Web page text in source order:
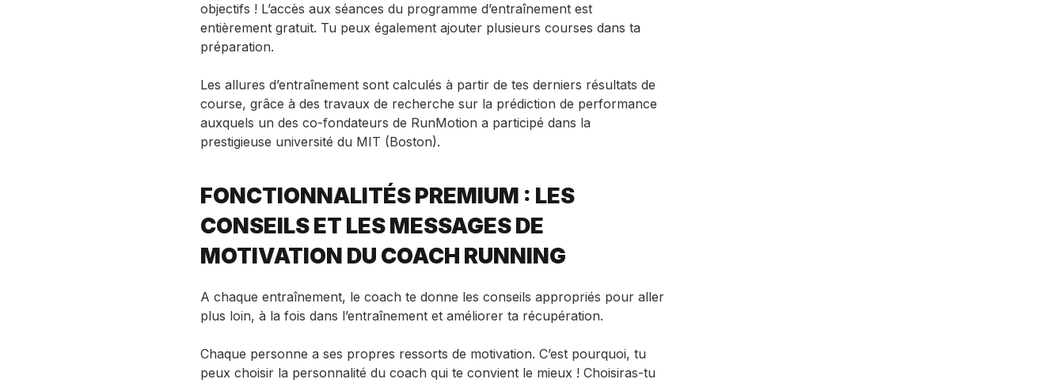
objectifs ! L’accès aux séances du programme d’entraînement est
entièrement gratuit. Tu peux également ajouter plusieurs courses dans ta
préparation.
Les allures d’entraînement sont calculés à partir de tes derniers résultats de
course, grâce à des travaux de recherche sur la prédiction de performance
auxquels un des co-fondateurs de RunMotion a participé dans la
prestigieuse université du MIT (Boston).
FONCTIONNALITÉS PREMIUM : LES
CONSEILS ET LES MESSAGES DE
MOTIVATION DU COACH RUNNING
A chaque entraînement, le coach te donne les conseils appropriés pour aller
plus loin, à la fois dans l’entraînement et améliorer ta récupération.
Chaque personne a ses propres ressorts de motivation. C’est pourquoi, tu
peux choisir la personnalité du coach qui te convient le mieux ! Choisiras-tu